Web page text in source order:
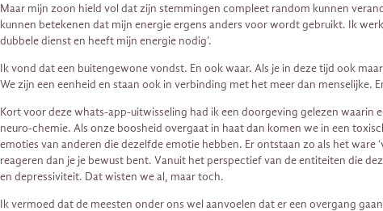
Maar mijn zoon hield vol dat zijn stemmingen compleet random kunnen
kunnen betekenen dat mijn energie ergens anders voor wordt gebruikt. Ik
dubbele dienst en heeft mijn energie nodig’.
Ik vond dat een buitengewone vondst. En ook waar. Als je in deze tijd ook
We zijn een eenheid en staan ook in verbinding met het meer dan menselijke.
Kort voor deze whats-app-uitwisseling had ik een doorgeving gelezen
neuro-chemie. Als onze boosheid overgaat in haat dan komen we in een
emoties van anderen die dezelfde emotie hebben. Er ontstaan zo als het
reageren dan je je bewust bent. Vanuit het perspectief van de entiteiten die
en depressiviteit. Dat wisten we al, maar toch.
Ik vermoed dat de meesten onder ons wel aanvoelen dat er een overgang